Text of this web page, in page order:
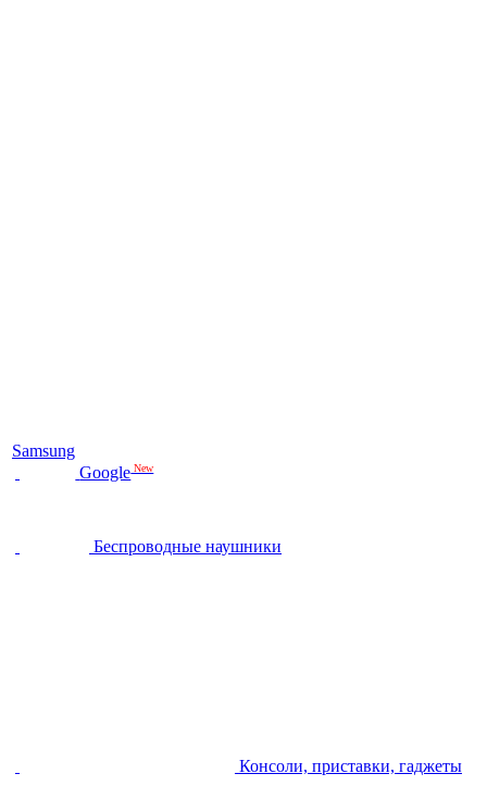
Samsung
Google New
Беспроводные наушники
Консоли, приставки, гаджеты